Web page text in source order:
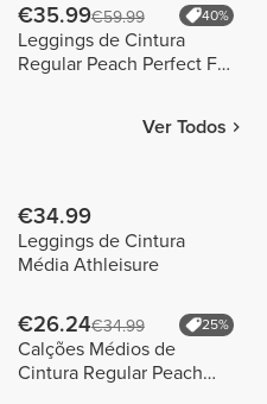
€35.99€59.99 40%
Leggings de Cintura
Regular Peach Perfect FX
Ver Todos
€34.99
Leggings de Cintura
Média Athleisure
€26.24€34.99 25%
Calções Médios de
Cintura Regular Peach